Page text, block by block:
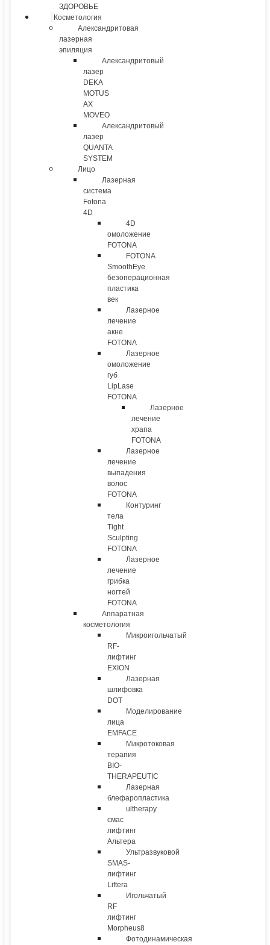
ЗДОРОВЬЕ
Косметология
Александритовая
лазерная
эпиляция
Александритовый
лазер
DEKA
MOTUS
AX
MOVEO
Александритовый
лазер
QUANTA
SYSTEM
Лицо
Лазерная
система
Fotona
4D
4D
омоложение
FOTONA
FOTONA
SmoothEye
безоперационная
пластика
век
Лазерное
лечение
акне
FOTONA
Лазерное
омоложение
губ
LipLase
FOTONA
Лазерное
лечение
храпа
FOTONA
Лазерное
лечение
выпадения
волос
FOTONA
Контуринг
тела
Tight
Sculpting
FOTONA
Лазерное
лечение
грибка
ногтей
FOTONA
Аппаратная
косметология
Микроигольчатый
RF-
лифтинг
EXION
Лазерная
шлифовка
DOT
Моделирование
лица
EMFACE
Микротоковая
терапия
BIO-
THERAPEUTIC
Лазерная
блефаропластика
ultherapy
смас
лифтинг
Альтера
Ультразвуковой
SMAS-
лифтинг
Liftera
Игольчатый
RF
лифтинг
Morpheus8
Фотодинамическая